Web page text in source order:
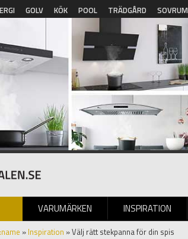
GOLV KÖK POOL TRÄDGÅRD SOVRUM
VARUMÄRKEN INSPIRATION
BILDGALLERI
» Inspiration » Välj rätt stekpanna för din spis